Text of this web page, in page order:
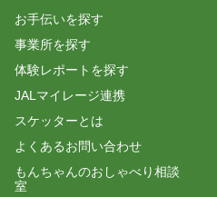
お手伝いを探す
事業所を探す
体験レポートを探す
JALマイレージ連携
スケッターとは
よくあるお問い合わせ
もんちゃんのおしゃべり相談
室